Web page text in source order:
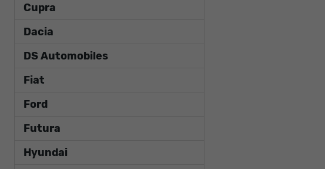
Cupra
Dacia
DS Automobiles
Fiat
Ford
Futura
Hyundai